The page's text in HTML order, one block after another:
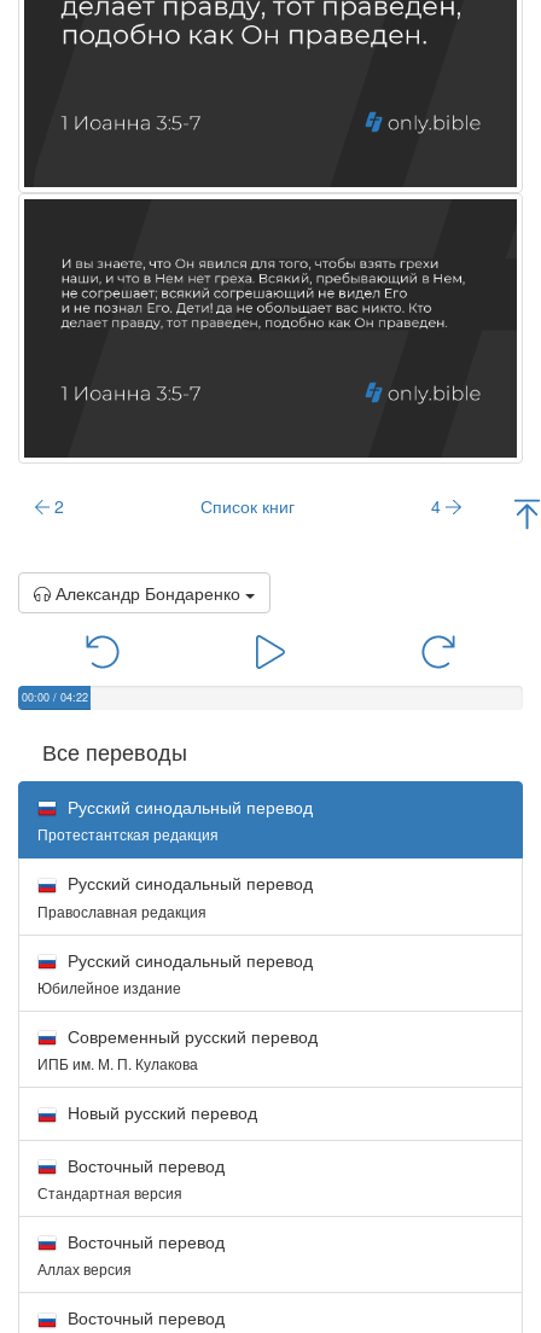
2 Список книг 4
Александр Бондаренко
00:00 / 04:22
Все переводы
Русский синодальный перевод
Протестантская редакция
Русский синодальный перевод
Православная редакция
Русский синодальный перевод
Юбилейное издание
Современный русский перевод
ИПБ им. М. П. Кулакова
Новый русский перевод
Восточный перевод
Стандартная версия
Восточный перевод
Аллах версия
Восточный перевод